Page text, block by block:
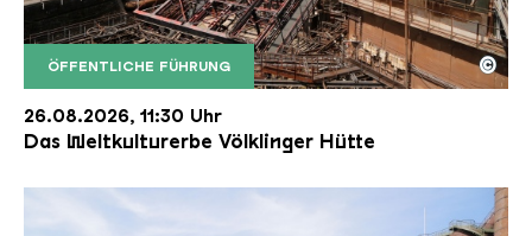
ÖFFENTLICHE FÜHRUNG
Der Erzschrägaufzug der Völklinger Hütte mit
Copyright: Weltkulturerbe Völklinger Hütte | Karl
©
26.08.2026, 11:30 Uhr
Das Weltkulturerbe Völklinger Hütte